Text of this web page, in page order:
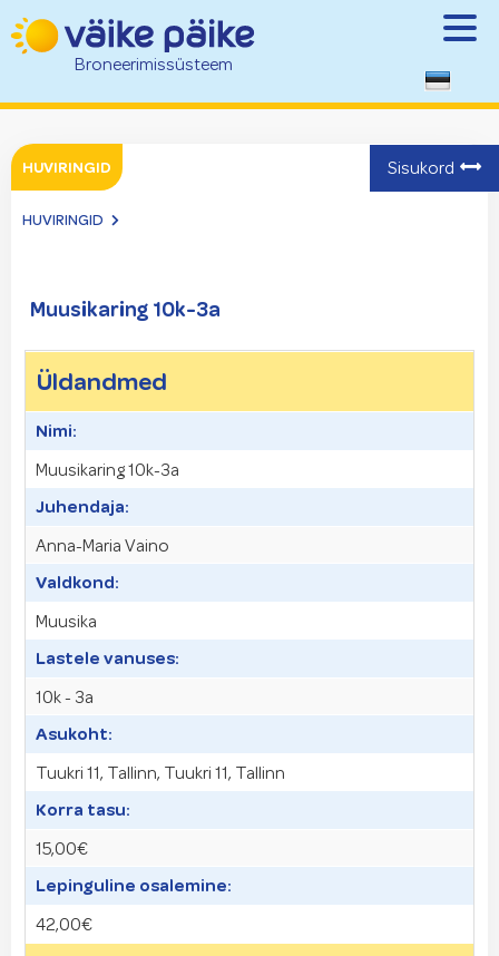
Broneerimissüsteem
HUVIRINGID
HUVIRINGID
Sisukord
Muusikaring 10k-3a
Üldandmed
Nimi:
Muusikaring 10k-3a
Juhendaja:
Anna-Maria Vaino
Valdkond:
Muusika
Lastele vanuses:
10k - 3a
Asukoht:
Tuukri 11, Tallinn, Tuukri 11, Tallinn
Korra tasu:
15,00€
Lepinguline osalemine:
42,00€